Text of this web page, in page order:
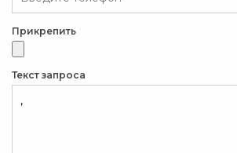
Прикрепить
Текст запроса